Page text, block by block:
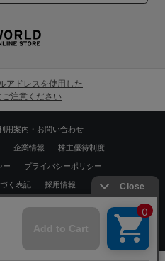
アドレスを使用した
注意ください
用案内・お問い合わせ
企業情報 株主優待制度
ー プライバシーポリシー
く表記 採用情報
All rights reserved.
ォン ｜PC